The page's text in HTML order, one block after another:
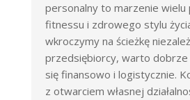
personalny to marzenie
fitnessu i zdrowego stylu
wkroczymy na ścieżkę
przedsiębiorcy, warto
się finansowo i logistycznie.
z otwarciem własnej